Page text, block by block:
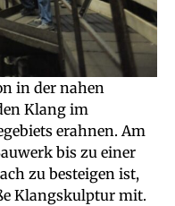
in der nahen
Klang im
erahnen. Am
bis zu einer
zu besteigen ist,
Klangskulptur mit.